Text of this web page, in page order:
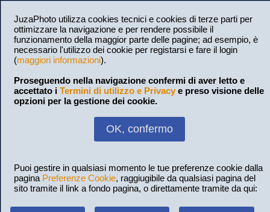
JuzaPhoto utilizza cookies tecnici e cookies di terze parti per
ottimizzare la navigazione e per rendere possibile il
funzionamento della maggior parte delle pagine; ad esempio, è
necessario l'utilizzo dei cookie per registarsi e fare il login
(maggiori informazioni).
Proseguendo nella navigazione confermi di aver letto e
accettato i Termini di utilizzo e Privacy e preso visione delle
opzioni per la gestione dei cookie.
OK, confermo
Puoi gestire in qualsiasi momento le tue preferenze cookie dalla
pagina Preferenze Cookie, raggiugibile da qualsiasi pagina del
sito tramite il link a fondo pagina, o direttamente tramite da qui: